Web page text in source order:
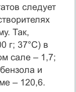
следует
Так,
г; 37°С) в
сале – 1,7;
и
– 120,6.